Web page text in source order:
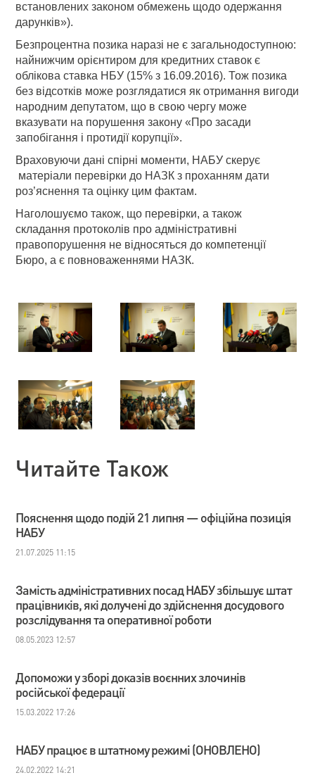
встановлених законом обмежень щодо одержання
дарунків»).
Безпроцентна позика наразі не є загальнодоступною:
найнижчим орієнтиром для кредитних ставок є
облікова ставка НБУ (15% з 16.09.2016). Тож позика
без відсотків може розглядатися як отримання вигоди
народним депутатом, що в свою чергу може
вказувати на порушення закону «Про засади
запобігання і протидії корупції».
Враховуючи дані спірні моменти, НАБУ скерує
матеріали перевірки до НАЗК з проханням дати
роз’яснення та оцінку цим фактам.
Наголошуємо також, що перевірки, а також
складання протоколів про адміністративні
правопорушення не відносяться до компетенції
Бюро, а є повноваженнями НАЗК.
Читайте Також
Пояснення щодо подій 21 липня — офіційна позиція
НАБУ
21.07.2025 11:15
Замість адміністративних посад НАБУ збільшує штат
працівників, які долучені до здійснення досудового
розслідування та оперативної роботи
08.05.2023 12:57
Допоможи у зборі доказів воєнних злочинів
російської федерації
15.03.2022 17:26
НАБУ працює в штатному режимі (ОНОВЛЕНО)
24.02.2022 14:21